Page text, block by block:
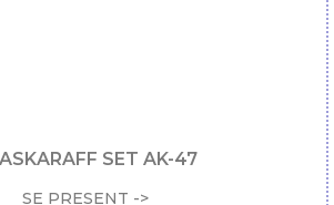
SET AK-47
SE PRESENT ->